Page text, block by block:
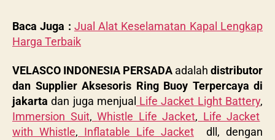
Baca Juga : Jual Alat Keselamatan Kapal Lengkap
Harga Terbaik
VELASCO INDONESIA PERSADA adalah distributor
dan Supplier Aksesoris Ring Buoy Terpercaya di
jakarta dan juga menjual Life Jacket Light Battery,
Immersion Suit, Whistle Life Jacket, Life Jacket
with Whistle, Inflatable Life Jacket dll, dengan